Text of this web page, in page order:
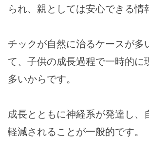
られ、親としては安心できる情
チックが自然に治るケースが多
て、子供の成長過程で一時的に
多いからです。
成長とともに神経系が発達し、
軽減されることが一般的です。